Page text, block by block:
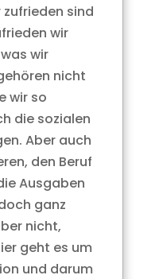
sind
wir
wir
nicht
wir so
die sozialen
Aber auch
den Beruf
Ausgaben
ganz
nicht,
geht es um
und darum